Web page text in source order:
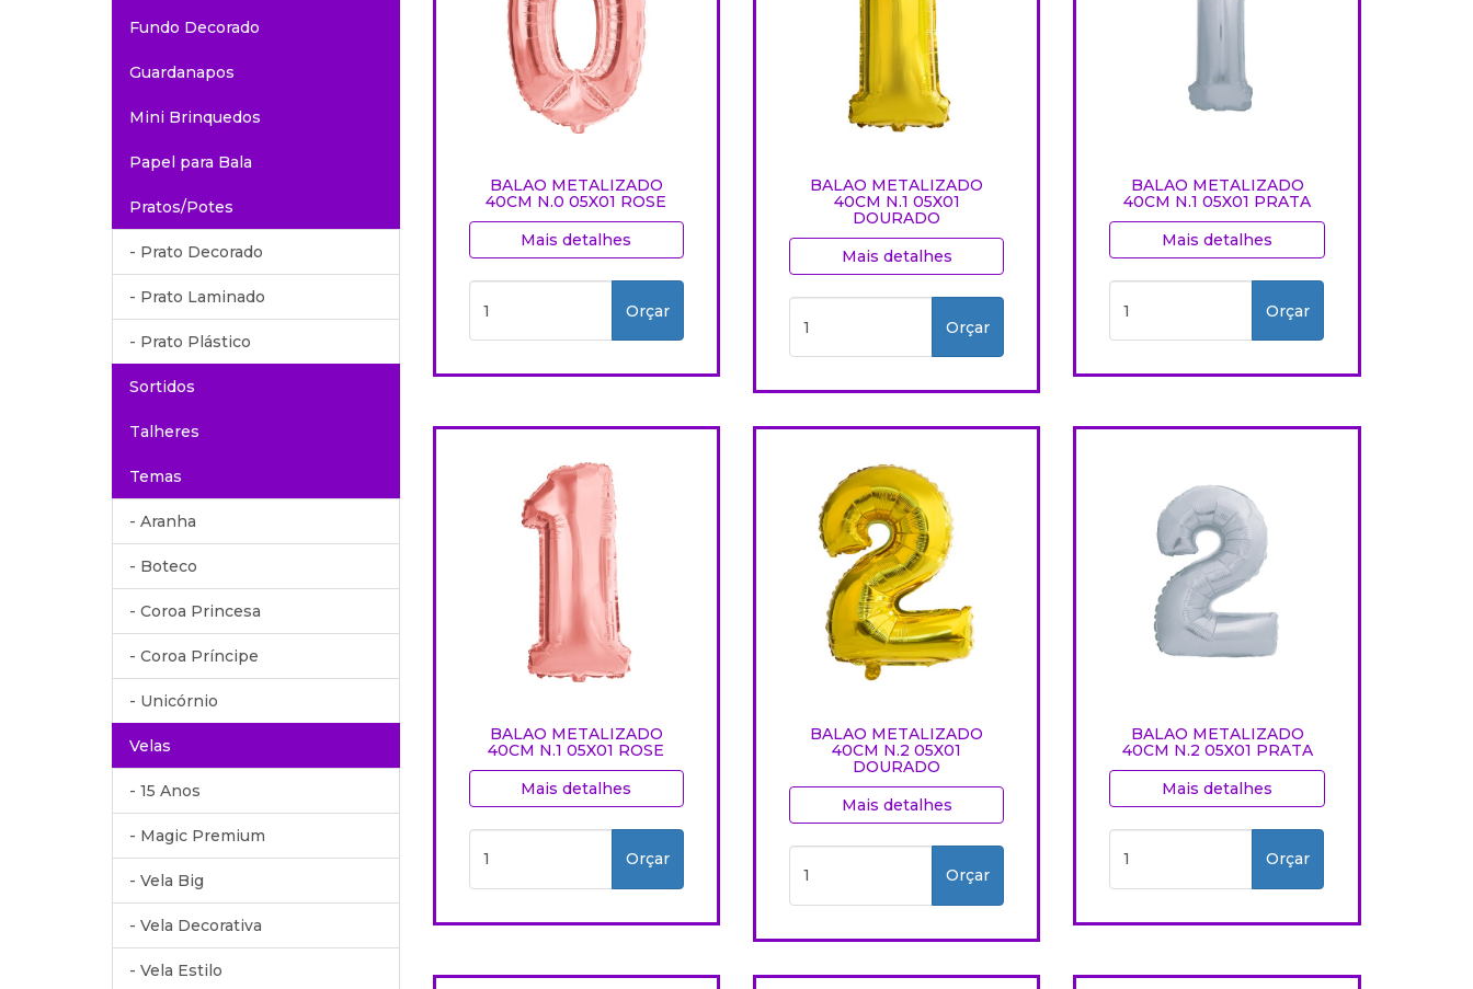
Fundo Decorado
Guardanapos
Mini Brinquedos
Papel para Bala
Pratos/Potes
- Prato Decorado
- Prato Laminado
- Prato Plástico
Sortidos
Talheres
Temas
- Aranha
- Boteco
- Coroa Princesa
- Coroa Príncipe
- Unicórnio
Velas
- 15 Anos
- Magic Premium
- Vela Big
- Vela Decorativa
- Vela Estilo
BALAO METALIZADO
40CM N.0 05X01 ROSE
Mais detalhes
Orçar
BALAO METALIZADO
40CM N.1 05X01
DOURADO
Mais detalhes
Orçar
BALAO METALIZADO
40CM N.1 05X01 PRATA
Mais detalhes
Orçar
BALAO METALIZADO
40CM N.1 05X01 ROSE
Mais detalhes
Orçar
BALAO METALIZADO
40CM N.2 05X01
DOURADO
Mais detalhes
Orçar
BALAO METALIZADO
40CM N.2 05X01 PRATA
Mais detalhes
Orçar